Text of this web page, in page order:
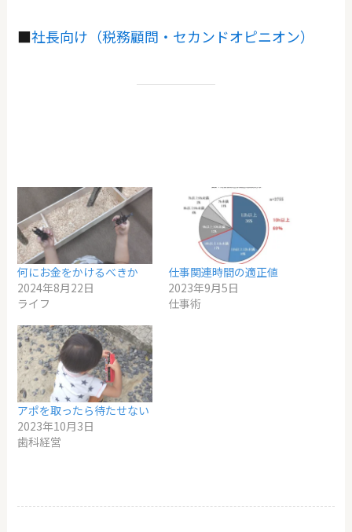
■社長向け（税務顧問・セカンドオピニオン）
何にお金をかけるべきか
2024年8月22日
ライフ
仕事関連時間の適正値
2023年9月5日
仕事術
アポを取ったら待たせない
2023年10月3日
歯科経営